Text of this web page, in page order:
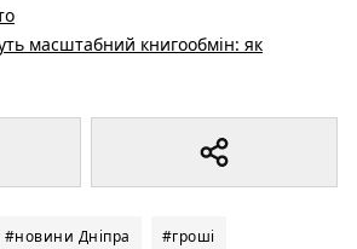
масштабний книгообмін: як
#новини Дніпра #гроші